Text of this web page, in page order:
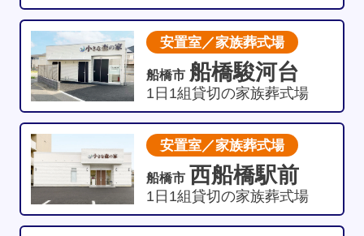
安置室／家族葬式場
船橋市 船橋駿河台
1日1組貸切の家族葬式場
安置室／家族葬式場
船橋市 西船橋駅前
1日1組貸切の家族葬式場